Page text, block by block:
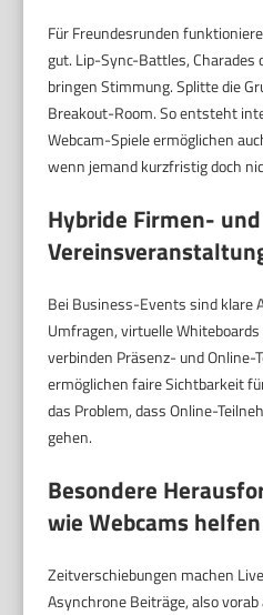
Für Freundesrunden
gut. Lip-Sync-Battles,
bringen Stimmung. Splitte die
Breakout-Room. So entsteht
Webcam-Spiele ermöglichen
wenn jemand kurzfristig doch
Hybride Firmen- und
Bei Business-Events sind klare
Umfragen, virtuelle
verbinden Präsenz- und Online-
ermöglichen faire Sichtbarkeit
das Problem, dass Online-
gehen.
Besondere
wie Webcams helfen
Zeitverschiebungen machen
Asynchrone Beiträge, also